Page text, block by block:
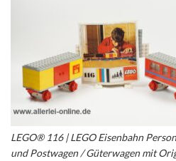
LEGO® 116 | LEGO Eisenbahn
und Postwagen / Güterwagen mit